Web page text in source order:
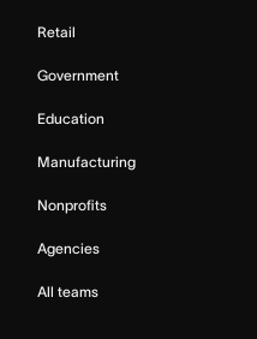
Retail
Government
Education
Manufacturing
Nonprofits
Agencies
All teams